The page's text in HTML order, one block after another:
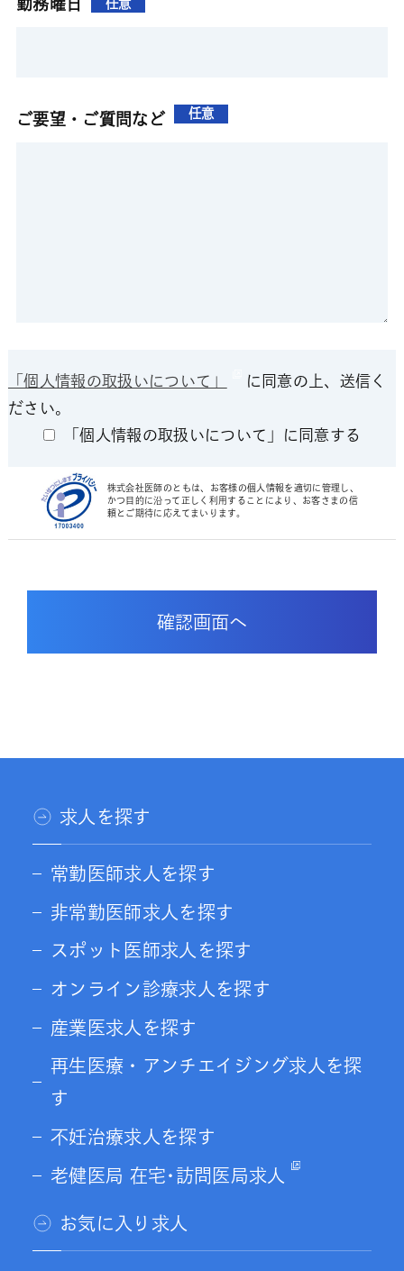
勤務曜日 任意
ご要望・ご質問など 任意
「個人情報の取扱いについて」
に同意の上、送信く
ださい。
「個人情報の取扱いについて」に同意する
株式会社医師のともは、お客様の個人情報を適切に管理し、
かつ目的に沿って正しく利用することにより、お客さまの信
頼とご期待に応えてまいります。
求人を探す
常勤医師求人を探す
非常勤医師求人を探す
スポット医師求人を探す
オンライン診療求人を探す
産業医求人を探す
再生医療・アンチエイジング求人を探
す
不妊治療求人を探す
老健医局 在宅･訪問医局求人
お気に入り求人